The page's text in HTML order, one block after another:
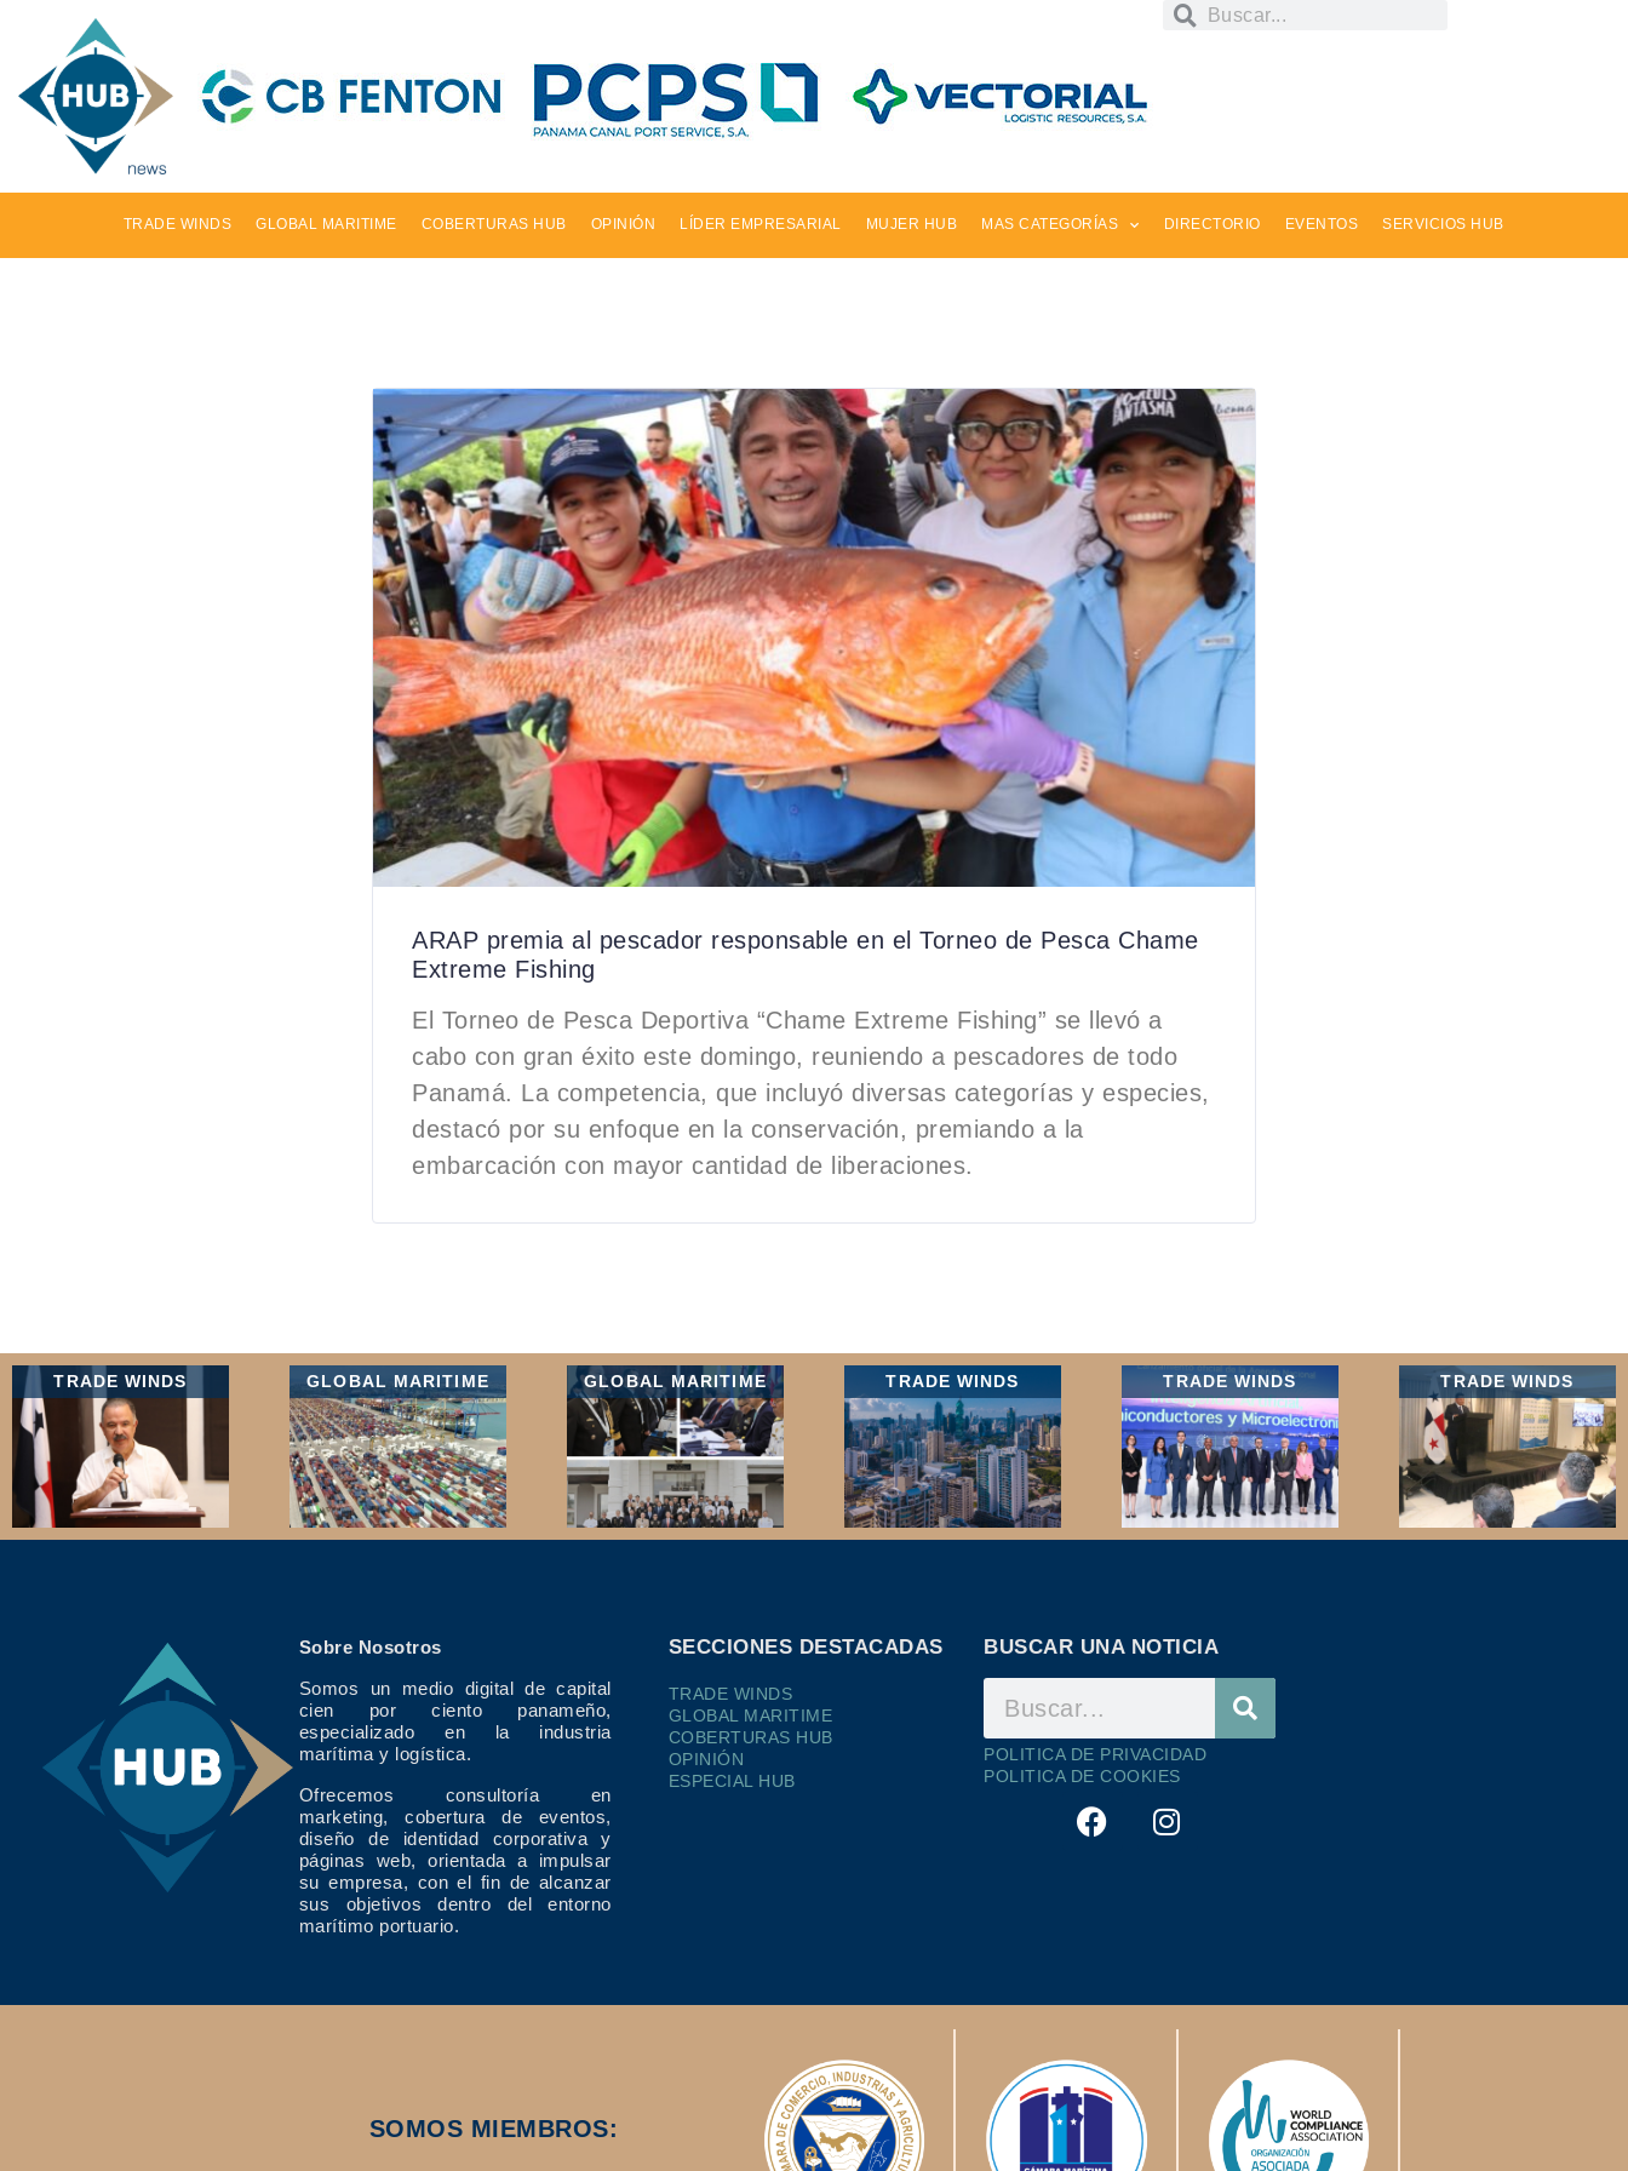
TRADE WINDS GLOBAL MARITIME COBERTURAS HUB OPINIÓN LÍDER EMPRESARIAL MUJER HUB MAS CATEGORÍAS DIRECTORIO EVENTOS SERVICIOS HUB
ARAP premia al pescador responsable en el Torneo de Pesca Chame
Extreme Fishing
El Torneo de Pesca Deportiva “Chame Extreme Fishing” se llevó a
cabo con gran éxito este domingo, reuniendo a pescadores de todo
Panamá. La competencia, que incluyó diversas categorías y especies,
destacó por su enfoque en la conservación, premiando a la
embarcación con mayor cantidad de liberaciones.
TRADE WINDS GLOBAL MARITIME GLOBAL MARITIME TRADE WINDS TRADE WINDS TRADE WINDS
Sobre Nosotros
Somos un medio digital de capital
cien por ciento panameño,
especializado en la industria
marítima y logística.
Ofrecemos consultoría en
marketing, cobertura de eventos,
diseño de identidad corporativa y
páginas web, orientada a impulsar
su empresa, con el fin de alcanzar
sus objetivos dentro del entorno
marítimo portuario.
SECCIONES DESTACADAS
TRADE WINDS
GLOBAL MARITIME
COBERTURAS HUB
OPINIÓN
ESPECIAL HUB
BUSCAR UNA NOTICIA
POLITICA DE PRIVACIDAD
POLITICA DE COOKIES
SOMOS MIEMBROS: